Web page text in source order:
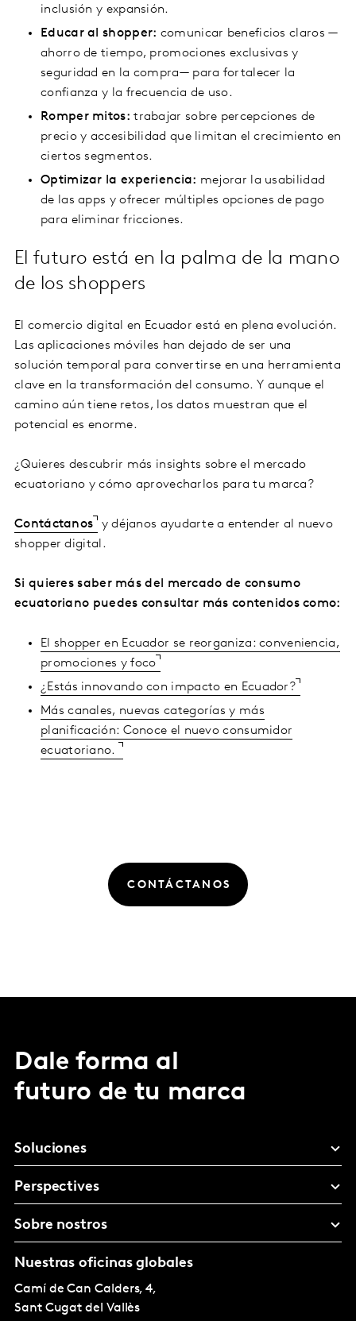
inclusión y expansión.
Educar al shopper: comunicar beneficios claros —
ahorro de tiempo, promociones exclusivas y
seguridad en la compra— para fortalecer la
confianza y la frecuencia de uso.
Romper mitos: trabajar sobre percepciones de
precio y accesibilidad que limitan el crecimiento en
ciertos segmentos.
Optimizar la experiencia: mejorar la usabilidad
de las apps y ofrecer múltiples opciones de pago
para eliminar fricciones.
El futuro está en la palma de la mano
de los shoppers
El comercio digital en Ecuador está en plena evolución.
Las aplicaciones móviles han dejado de ser una
solución temporal para convertirse en una herramienta
clave en la transformación del consumo. Y aunque el
camino aún tiene retos, los datos muestran que el
potencial es enorme.
¿Quieres descubrir más insights sobre el mercado
ecuatoriano y cómo aprovecharlos para tu marca?
Contáctanos
y déjanos ayudarte a entender al nuevo
shopper digital.
Si quieres saber más del mercado de consumo
ecuatoriano puedes consultar más contenidos como:
El shopper en Ecuador se reorganiza: conveniencia,
promociones y foco
¿Estás innovando con impacto en Ecuador?
Más canales, nuevas categorías y más
planificación: Conoce el nuevo consumidor
ecuatoriano.
CONTÁCTANOS
Dale forma al
futuro de tu marca
Soluciones
Perspectives
Sobre nostros
Nuestras oficinas globales
Camí de Can Calders, 4,
Sant Cugat del Vallès